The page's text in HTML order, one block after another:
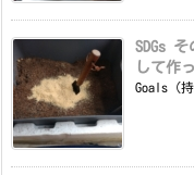
SDGs
して作
Goals（